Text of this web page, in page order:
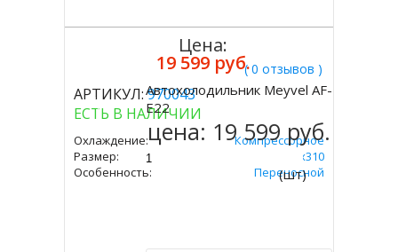
( 0 отзывов )
АРТИКУЛ:970043
ЕСТЬ В НАЛИЧИИ
Охлаждение:
Компрессорное
Размер:
335х590х310
Особенность:
Переносной
Цена:
19 599 руб.
Купить
Автохолодильник Meyvel AF-
E22
цена: 19 599 руб.
(шт)